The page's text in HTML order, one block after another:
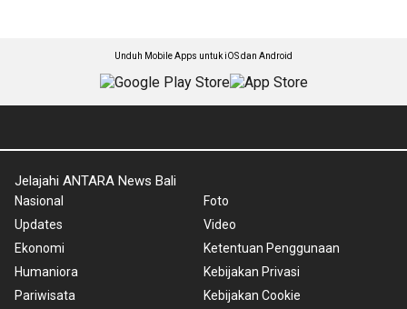
Unduh Mobile Apps untuk iOS dan Android
Jelajahi ANTARA News Bali
Nasional
Updates
Ekonomi
Humaniora
Pariwisata
Foto
Video
Ketentuan Penggunaan
Kebijakan Privasi
Kebijakan Cookie